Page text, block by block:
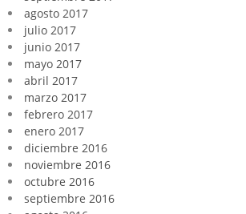
agosto 2017
julio 2017
junio 2017
mayo 2017
abril 2017
marzo 2017
febrero 2017
enero 2017
diciembre 2016
noviembre 2016
octubre 2016
septiembre 2016